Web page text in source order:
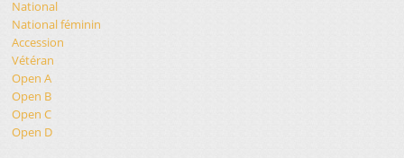
National
National féminin
Accession
Vétéran
Open A
Open B
Open C
Open D